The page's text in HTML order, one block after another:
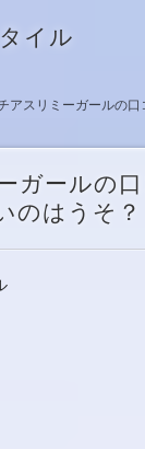
イル
アスリミーガールの
ガールの
のはうそ？